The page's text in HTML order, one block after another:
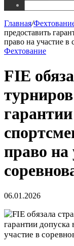
Главная/
предоставить
право на участие в
Фехтование
FIE
право на
06.01.2026